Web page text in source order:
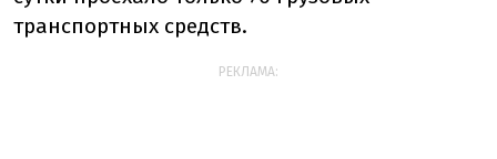
транспортных средств.
РЕКЛАМА: